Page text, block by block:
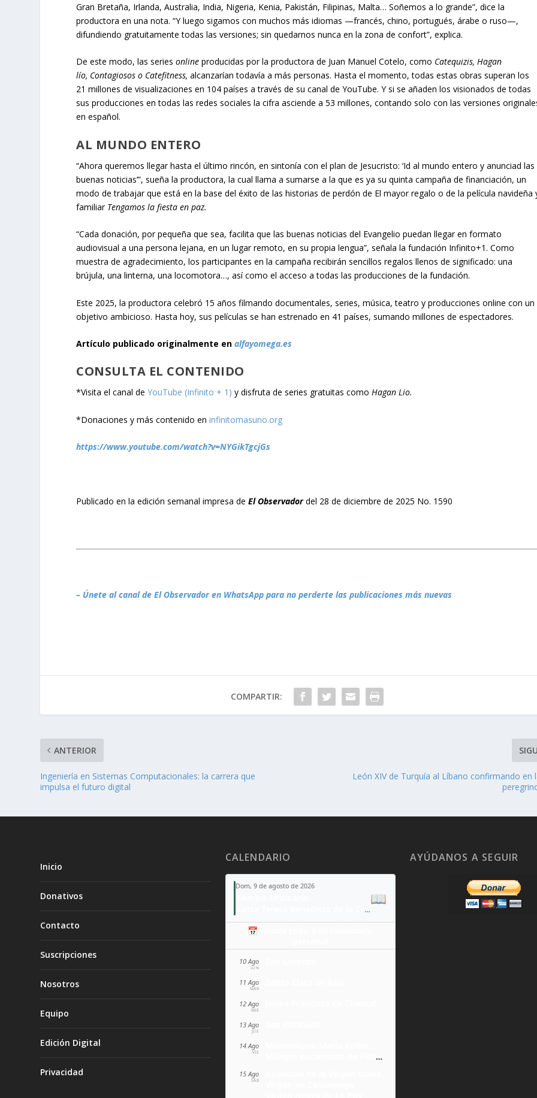
Gran Bretaña, Irlanda, Australia, India, Nigeria, Kenia, Pakistán, Filipinas, Malta… Soñemos a lo grande”, dice la
productora en una nota. “Y luego sigamos con muchos más idiomas —francés, chino, portugués, árabe o ruso—,
difundiendo gratuitamente todas las versiones; sin quedarnos nunca en la zona de confort”, explica.
De este modo, las seriesonline producidas por la productora de Juan Manuel Cotelo, como Catequizis, Hagan
lío, Contagiosos o Catefitness, alcanzarían todavía a más personas. Hasta el momento, todas estas obras superan los
21 millones de visualizaciones en 104 países a través de su canal de YouTube. Y si se añaden los visionados de todas
sus producciones en todas las redes sociales la cifra asciende a 53 millones, contando solo con las versiones
en español.
AL MUNDO ENTERO
“Ahora queremos llegar hasta el último rincón, en sintonía con el plan de Jesucristo: ‘Id al mundo entero y anunciad las
buenas noticias’”, sueña la productora, la cual llama a sumarse a la que es ya su quinta campaña de financiación, un
modo de trabajar que está en la base del éxito de las historias de perdón de El mayor regalo o de la película navideña
familiar Tengamos la fiesta en paz.
“Cada donación, por pequeña que sea, facilita que las buenas noticias del Evangelio puedan llegar en formato
audiovisual a una persona lejana, en un lugar remoto, en su propia lengua”, señala la fundación Infinito+1. Como
muestra de agradecimiento, los participantes en la campaña recibirán sencillos regalos llenos de significado: una
brújula, una linterna, una locomotora…, así como el acceso a todas las producciones de la fundación.
Este 2025, la productora celebró 15 años filmando documentales, series, música, teatro y producciones online con un
objetivo ambicioso. Hasta hoy, sus películas se han estrenado en 41 países, sumando millones de espectadores.
Artículo publicado originalmente enalfayomega.es
CONSULTA EL CONTENIDO
*Visita el canal deYouTube (Infinito + 1) y disfruta de series gratuitas comoHagan Lio.
*Donaciones y más contenido eninfinitomasuno.org
https://www.youtube.com/watch?v=NYGikTgcjGs
Publicado en la edición semanal impresa deEl Observadordel 28 de diciembre de 2025 No. 1590
– Únete al canal de El Observador en WhatsApp para no perderte las publicaciones más nuevas
COMPARTIR:
ANTERIOR
Ingeniería en Sistemas Computacionales: la carrera que
impulsa el futuro digital
León XIV de Turquía al Líbano confirmando en
Inicio
Donativos
Contacto
Suscripciones
Nosotros
Equipo
Edición Digital
Privacidad
CALENDARIO
Dom, 9 de agosto de 2026
Santa Teresa Benedicta de la Cruz
📖
📅 Añade todo a tu calendario
10 Ago
LUN
11 Ago
MAR
12 Ago
MIÉ
13 Ago
JUE
14 Ago
VIE Milagro eucarístico de Florencia
15 Ago
SÁB
AYÚDANOS A SEGUIR